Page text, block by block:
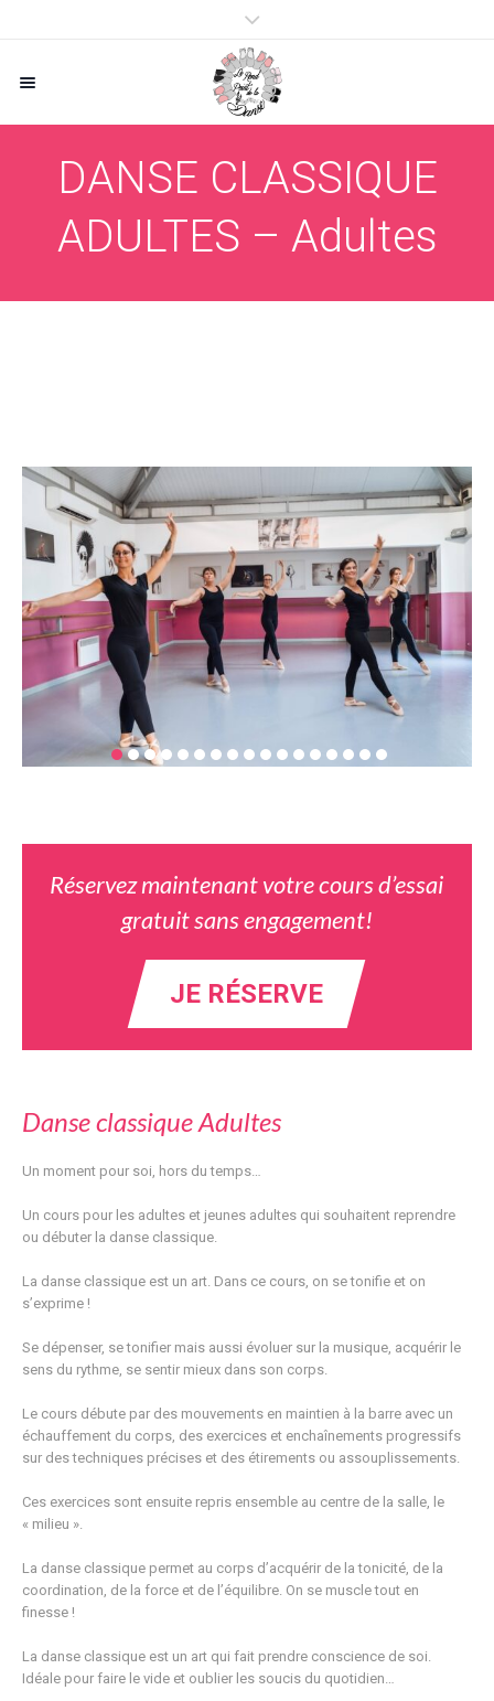
DANSE CLASSIQUE
ADULTES – Adultes
Réservez maintenant votre cours d’essai
gratuit sans engagement!
JE RÉSERVE
Danse classique Adultes
Un moment pour soi, hors du temps…
Un cours pour les adultes et jeunes adultes qui souhaitent reprendre
ou débuter la danse classique.
La danse classique est un art. Dans ce cours, on se tonifie et on
s’exprime !
Se dépenser, se tonifier mais aussi évoluer sur la musique, acquérir le
sens du rythme, se sentir mieux dans son corps.
Le cours débute par des mouvements en maintien à la barre avec un
échauffement du corps, des exercices et enchaînements progressifs
sur des techniques précises et des étirements ou assouplissements.
Ces exercices sont ensuite repris ensemble au centre de la salle, le
« milieu ».
La danse classique permet au corps d’acquérir de la tonicité, de la
coordination, de la force et de l’équilibre. On se muscle tout en
finesse !
La danse classique est un art qui fait prendre conscience de soi.
Idéale pour faire le vide et oublier les soucis du quotidien…